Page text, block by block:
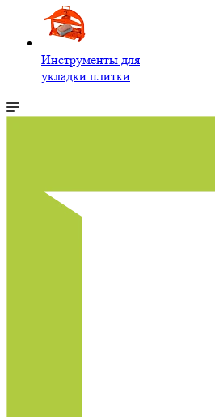
Инструменты для
укладки плитки